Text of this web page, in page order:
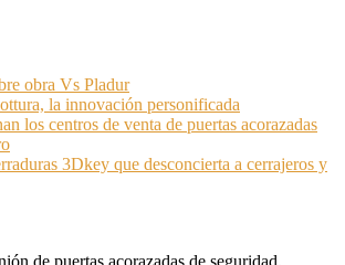
obra Vs Pladur
la innovación personificada
los centros de venta de puertas acorazadas
3Dkey que desconcierta a cerrajeros y
de puertas acorazadas de seguridad.